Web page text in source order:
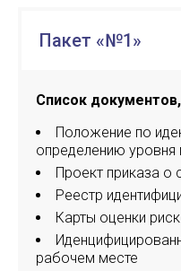
Пакет «№1»
Список
Положение по
определению
Проект приказа о
Реестр
Карты оценки
рабочем месте